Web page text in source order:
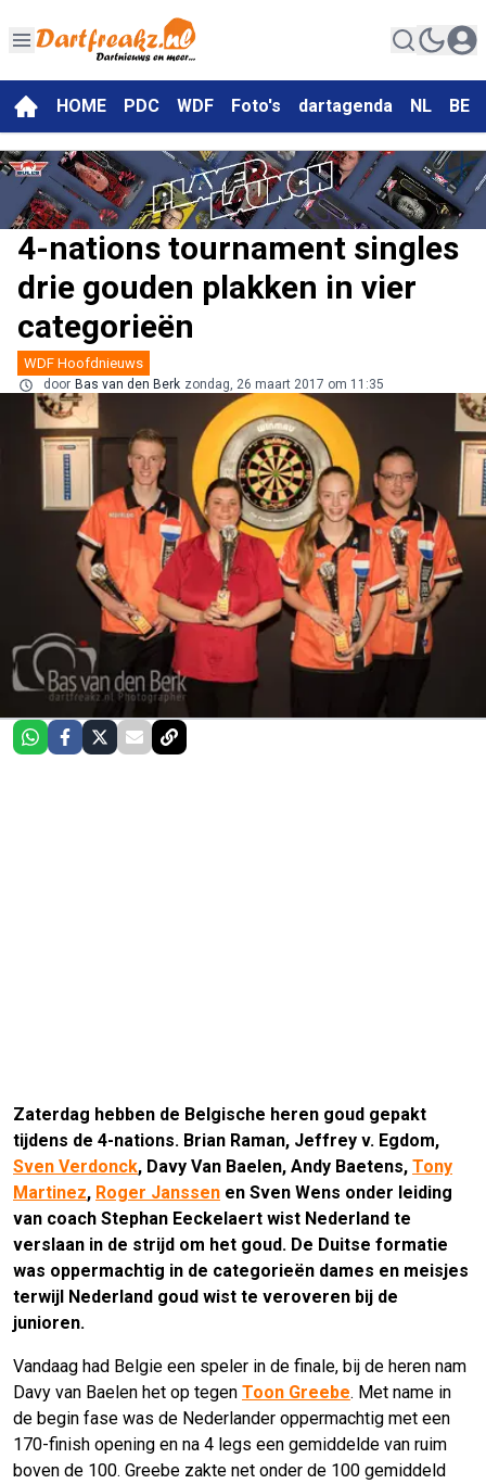
HOME PDC WDF Foto's dartagenda NL BE
4-nations tournament singles
drie gouden plakken in vier
categorieën
WDF Hoofdnieuws
door Bas van den Berk zondag, 26 maart 2017 om 11:35
Zaterdag hebben de Belgische heren goud gepakt
tijdens de 4-nations. Brian Raman, Jeffrey v. Egdom,
Sven Verdonck, Davy Van Baelen, Andy Baetens, Tony
Martinez, Roger Janssen en Sven Wens onder leiding
van coach Stephan Eeckelaert wist Nederland te
verslaan in de strijd om het goud. De Duitse formatie
was oppermachtig in de categorieën dames en meisjes
terwijl Nederland goud wist te veroveren bij de
junioren.
Vandaag had Belgie een speler in de finale, bij de heren nam
Davy van Baelen het op tegen Toon Greebe. Met name in
de begin fase was de Nederlander oppermachtig met een
170-finish opening en na 4 legs een gemiddelde van ruim
boven de 100. Greebe zakte net onder de 100 gemiddeld